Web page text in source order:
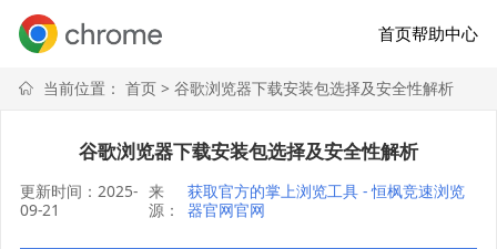
首页帮助中心
当前位置： 首页> 谷歌浏览器下载安装包选择及安全性解析
谷歌浏览器下载安装包选择及安全性解析
更新时间：2025-
09-21
来
源：
获取官方的掌上浏览工具 - 恒枫竞速浏览
器官网官网